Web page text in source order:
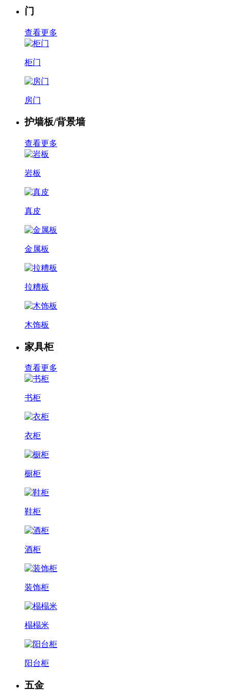
门
查看更多
柜门
房门
护墙板/背景墙
查看更多
岩板
真皮
金属板
拉糟板
木饰板
家具柜
查看更多
书柜
衣柜
橱柜
鞋柜
酒柜
装饰柜
榻榻米
阳台柜
五金